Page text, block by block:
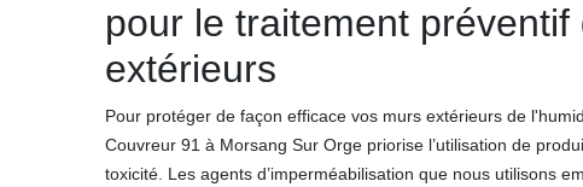
pour le traitement préventif
extérieurs
Pour protéger de façon efficace vos murs extérieurs de
Couvreur 91 à Morsang Sur Orge priorise l’utilisation de
toxicité. Les agents d’imperméabilisation que nous utilisons